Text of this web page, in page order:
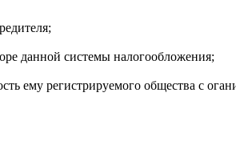
данной системы налогообложения;
ему регистрируемого общества с